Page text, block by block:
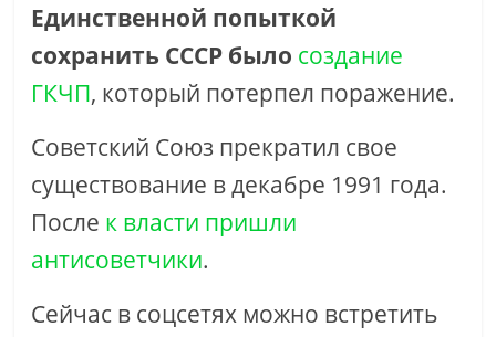
Единственной попыткой
сохранить СССР было создание
ГКЧП, который потерпел поражение.
Советский Союз прекратил свое
существование в декабре 1991 года.
После к власти пришли
антисоветчики.
Сейчас в соцсетях можно встретить